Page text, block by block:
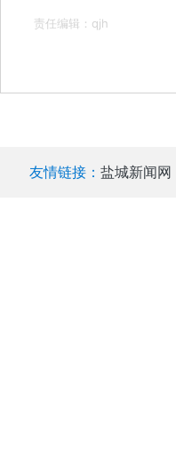
责任编辑：qjh
友情链接： 盐城新闻网